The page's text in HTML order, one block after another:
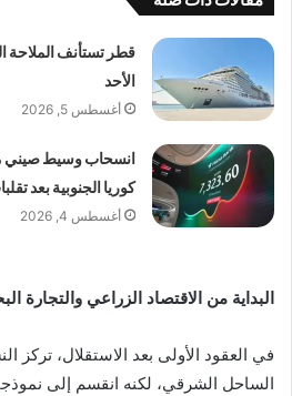
قطر تستأنف الملاحة
الأحد
أغسطس 5, 2026
انسحاب وسيط صيني
كوريا الجنوبية بعد
أغسطس 4, 2026
البداية من الاقتصاد الزراعي والتجارة
في العقود الأولى بعد الاستقلال، تركز
الساحل الشرقي، لكنه انقسم إلى